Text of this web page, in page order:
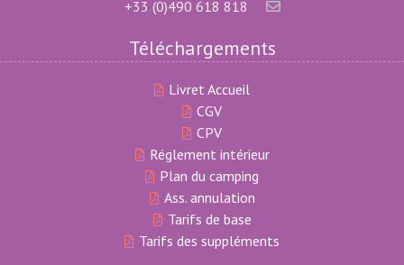
+33 (0)490 618 818
Téléchargements
Livret Accueil
CGV
CPV
Réglement intérieur
Plan du camping
Ass. annulation
Tarifs de base
Tarifs des suppléments